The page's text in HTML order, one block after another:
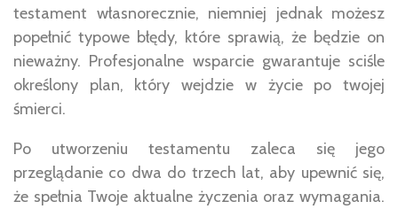
testament własnorecznie, niemniej jednak możesz
popełnić typowe błędy, które sprawią, że będzie on
nieważny. Profesjonalne wsparcie gwarantuje sciśle
określony plan, który wejdzie w życie po twojej
śmierci.
Po utworzeniu testamentu zaleca się jego
przeglądanie co dwa do trzech lat, aby upewnić się,
że spełnia Twoje aktualne życzenia oraz wymagania.